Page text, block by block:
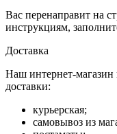
Вас перенаправит на
инструкциям,
Доставка
Наш интернет-магазин
доставки:
курьерская;
самовывоз из